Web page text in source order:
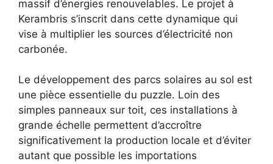
massif d’énergies renouvelables. Le projet à
Kerambris s’inscrit dans cette dynamique qui
vise à multiplier les sources d’électricité non
carbonée.
Le développement des parcs solaires au sol est
une pièce essentielle du puzzle. Loin des
simples panneaux sur toit, ces installations à
grande échelle permettent d’accroître
significativement la production locale et d’éviter
autant que possible les importations